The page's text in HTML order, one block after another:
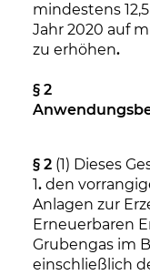
mindestens
Jahr 2020 auf
zu erhöhen.
§ 2
§ 2 (1) Dieses
1. den
Anlagen zur
Erneuerbaren
Grubengas im
einschließlich